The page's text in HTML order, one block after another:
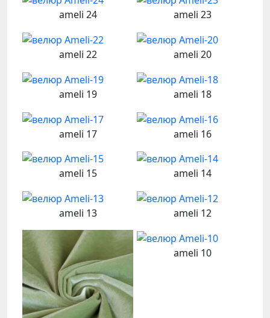
ameli 24 ameli 23
ameli 22 ameli 20
ameli 19 ameli 18
ameli 17 ameli 16
ameli 15 ameli 14
ameli 13 ameli 12
ameli 10